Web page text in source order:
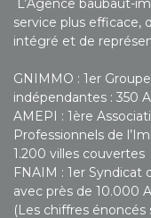
L’Agence baubaut-
service plus efficace,
intégré et de
GNIMMO : 1er
indépendantes : 350
AMEPI : 1ère
Professionnels de
1.200 villes couvertes
FNAIM : 1er Syndicat
avec près de 10.000
(Les chiffres énoncés